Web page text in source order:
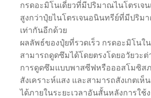
กรดอะมิโนเดี่ยวที่มีปริมาณไนโตรเจน
สูงกว่าปุ๋ยไนโตรเจนอนินทรีย์ที่มีปริม
เท่ากันอีกด้วย
ผลลัพธ์ของปุ๋ยที่รวดเร็ว กรดอะมิโนใ
สามารถดูดซึมได้โดยตรงโดยอวัยวะต่
การดูดซึมแบบพาสซีฟหรือออสโมซิส
สังเคราะห์แสง และสามารถสังเกตเ
ได้ภายในระยะเวลาอันสั้นหลังการใช้